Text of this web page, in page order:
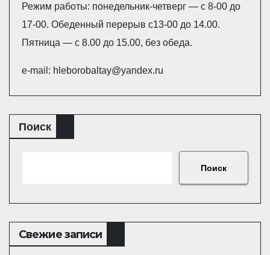
Режим работы: понедельник-четверг — с 8-00 до
17-00. Обеденный перерыв с13-00 до 14.00.
Пятница — с 8.00 до 15.00, без обеда.
e-mail: hleborobaltay@yandex.ru
Поиск
Поиск
Свежие записи